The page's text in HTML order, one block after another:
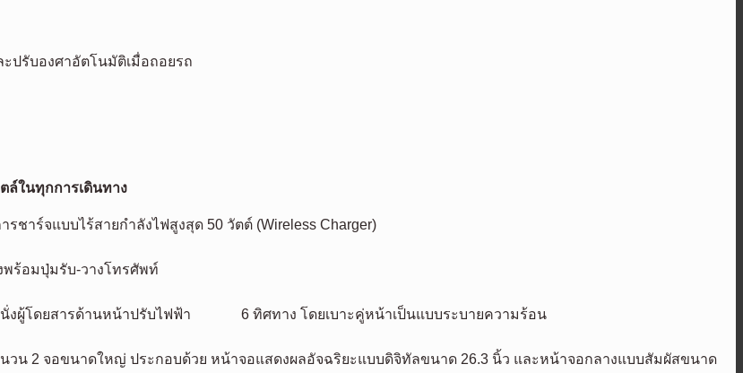
ปรับองศาอัตโนมัติเมื่อถอยรถ
ล์ในทุกการเดินทาง
าร์จแบบไร้สายกำลังไฟสูงสุด 50 วัตต์ (Wireless Charger)
ร้อมปุ่มรับ-วางโทรศัพท์
ะนั่งผู้โดยสารด้านหน้าปรับไฟฟ้า 6 ทิศทาง โดยเบาะคู่หน้าเป็นแบบระบายความร้อน
นวน 2 จอขนาดใหญ่ ประกอบด้วย หน้าจอแสดงผลอัจฉริยะแบบดิจิทัลขนาด 26.3 นิ้ว และหน้าจอกลางแบบสัมผัสขนาด